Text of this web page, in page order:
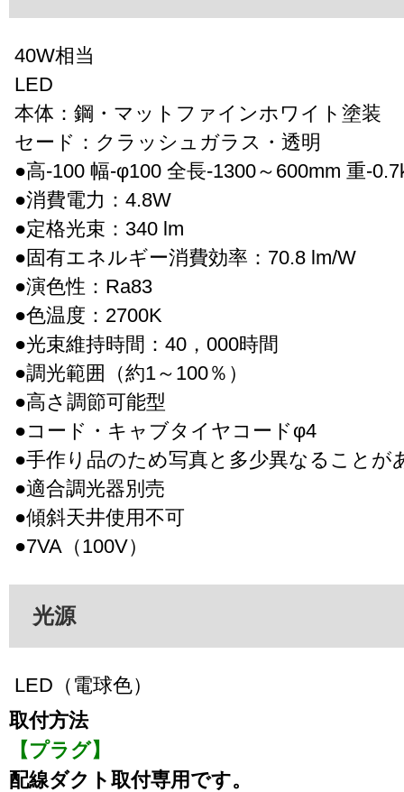
40W相当
LED
本体：鋼・マットファインホワイト塗装
セード：クラッシュガラス・透明
●高-100 幅-φ100 全長-1300～600mm 重-
●消費電力：4.8W
●定格光束：340 lm
●固有エネルギー消費効率：70.8 lm/W
●演色性：Ra83
●色温度：2700K
●光束維持時間：40，000時間
●調光範囲（約1～100％）
●高さ調節可能型
●コード・キャブタイヤコードφ4
●手作り品のため写真と多少異なることが
●適合調光器別売
●傾斜天井使用不可
●7VA（100V）
光源
LED（電球色）
取付方法
【プラグ】
配線ダクト取付専用です。